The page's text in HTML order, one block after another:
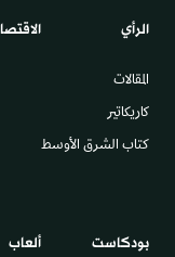
الرأي
المقالات
كاريكاتير
كتاب الشرق الأوسط
بودكاست ألعاب